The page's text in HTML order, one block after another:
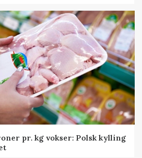
pr. kg vokser: Polsk kylling